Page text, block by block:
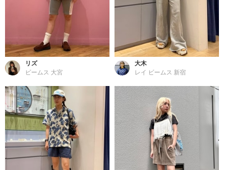
リズ
ビームス 大宮
大木
レイ ビームス 新宿